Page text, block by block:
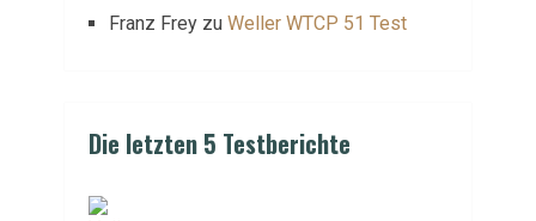
Franz Freyzu Weller WTCP 51 Test
Die letzten 5 Testberichte